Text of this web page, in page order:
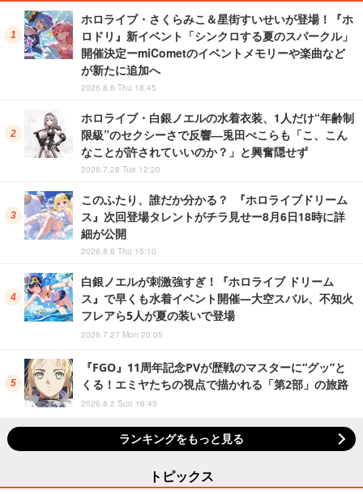
ホロライブ・さくらみこ＆星街すいせいが登場！『ホ
ロドリ』新イベント「シンクロする夏のスパークル」
開催決定ーmiCometのイベントメモリーや楽曲など
が新たに追加へ
2026.8.6 Thu 18:45
ホロライブ・白銀ノエルの水着衣装、1人だけ“年齢制
限級”のセクシーさで反響―兎田ぺこらも「こ、こん
なことが許されていいのか？」と興奮隠せず
2026.7.28 Tue 12:20
このふたり、誰だか分かる？ 『ホロライブドリーム
ス』次回登場タレントがチラ見せー8月6日18時に詳
細が公開
2026.8.6 Thu 15:10
白銀ノエルが刺激強すぎ！『ホロライブ ドリーム
ス』で早くも水着イベント開催―大空スバル、不知火
フレアら5人が夏の装いで登場
2026.7.27 Mon 20:05
『FGO』11周年記念PVが歴戦のマスターに“グッ”と
くる！エミヤたちの視点で描かれる「第2部」の旅路
2026.8.2 Sun 16:45
ランキングをもっと見る
トピックス